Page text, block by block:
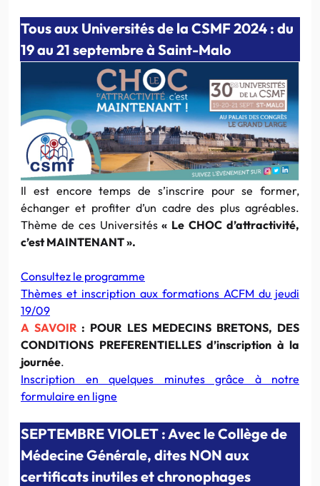
Tous aux Universités de la CSMF 2024 : du
19 au 21 septembre à Saint-Malo
Il est encore temps de s’inscrire pour se former,
échanger et profiter d’un cadre des plus agréables.
Thème de ces Universités« Le CHOC d’attractivité,
c’est MAINTENANT ».
Consultez le programme
Thèmes et inscription aux formations ACFM du jeudi
19/09
A SAVOIR : POUR LES MEDECINS BRETONS, DES
CONDITIONS PREFERENTIELLES d’inscription à la
journée.
Inscription en quelques minutes grâce à notre
formulaire en ligne
SEPTEMBRE VIOLET : Avec le Collège de
Médecine Générale, dites NON aux
certificats inutiles et chronophages